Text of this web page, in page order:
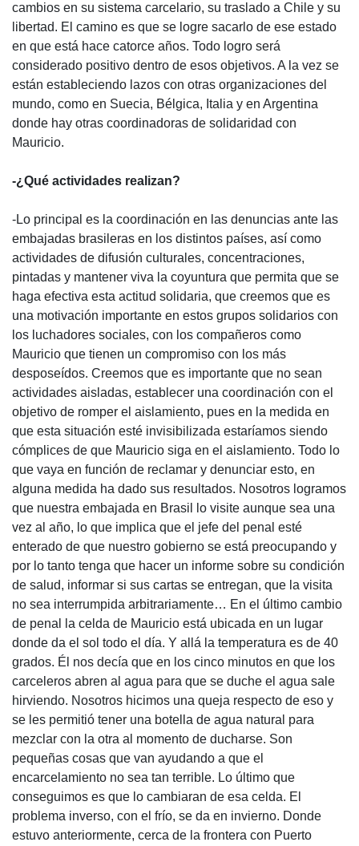
cambios en su sistema carcelario, su traslado a Chile y su
libertad. El camino es que se logre sacarlo de ese estado
en que está hace catorce años. Todo logro será
considerado positivo dentro de esos objetivos. A la vez se
están estableciendo lazos con otras organizaciones del
mundo, como en Suecia, Bélgica, Italia y en Argentina
donde hay otras coordinadoras de solidaridad con
Mauricio.
-¿Qué actividades realizan?
-Lo principal es la coordinación en las denuncias ante las
embajadas brasileras en los distintos países, así como
actividades de difusión culturales, concentraciones,
pintadas y mantener viva la coyuntura que permita que se
haga efectiva esta actitud solidaria, que creemos que es
una motivación importante en estos grupos solidarios con
los luchadores sociales, con los compañeros como
Mauricio que tienen un compromiso con los más
desposeídos. Creemos que es importante que no sean
actividades aisladas, establecer una coordinación con el
objetivo de romper el aislamiento, pues en la medida en
que esta situación esté invisibilizada estaríamos siendo
cómplices de que Mauricio siga en el aislamiento. Todo lo
que vaya en función de reclamar y denunciar esto, en
alguna medida ha dado sus resultados. Nosotros logramos
que nuestra embajada en Brasil lo visite aunque sea una
vez al año, lo que implica que el jefe del penal esté
enterado de que nuestro gobierno se está preocupando y
por lo tanto tenga que hacer un informe sobre su condición
de salud, informar si sus cartas se entregan, que la visita
no sea interrumpida arbitrariamente… En el último cambio
de penal la celda de Mauricio está ubicada en un lugar
donde da el sol todo el día. Y allá la temperatura es de 40
grados. Él nos decía que en los cinco minutos en que los
carceleros abren al agua para que se duche el agua sale
hirviendo. Nosotros hicimos una queja respecto de eso y
se les permitió tener una botella de agua natural para
mezclar con la otra al momento de ducharse. Son
pequeñas cosas que van ayudando a que el
encarcelamiento no sea tan terrible. Lo último que
conseguimos es que lo cambiaran de esa celda. El
problema inverso, con el frío, se da en invierno. Donde
estuvo anteriormente, cerca de la frontera con Puerto